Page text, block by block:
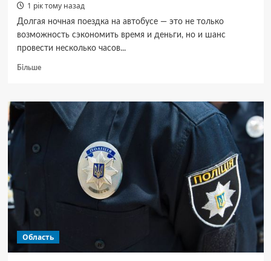
1 рік тому назад
Долгая ночная поездка на автобусе — это не только
возможность сэкономить время и деньги, но и шанс
провести несколько часов...
БільшеДокладніше
подготовиться
ночной
Область